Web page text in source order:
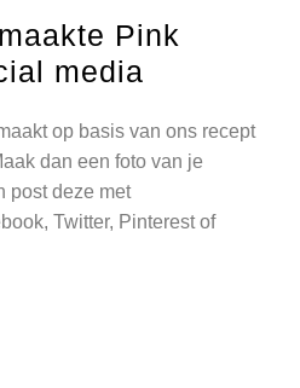
Pink
media
op basis van ons recept
dan een foto van je
post deze met
Twitter, Pinterest of